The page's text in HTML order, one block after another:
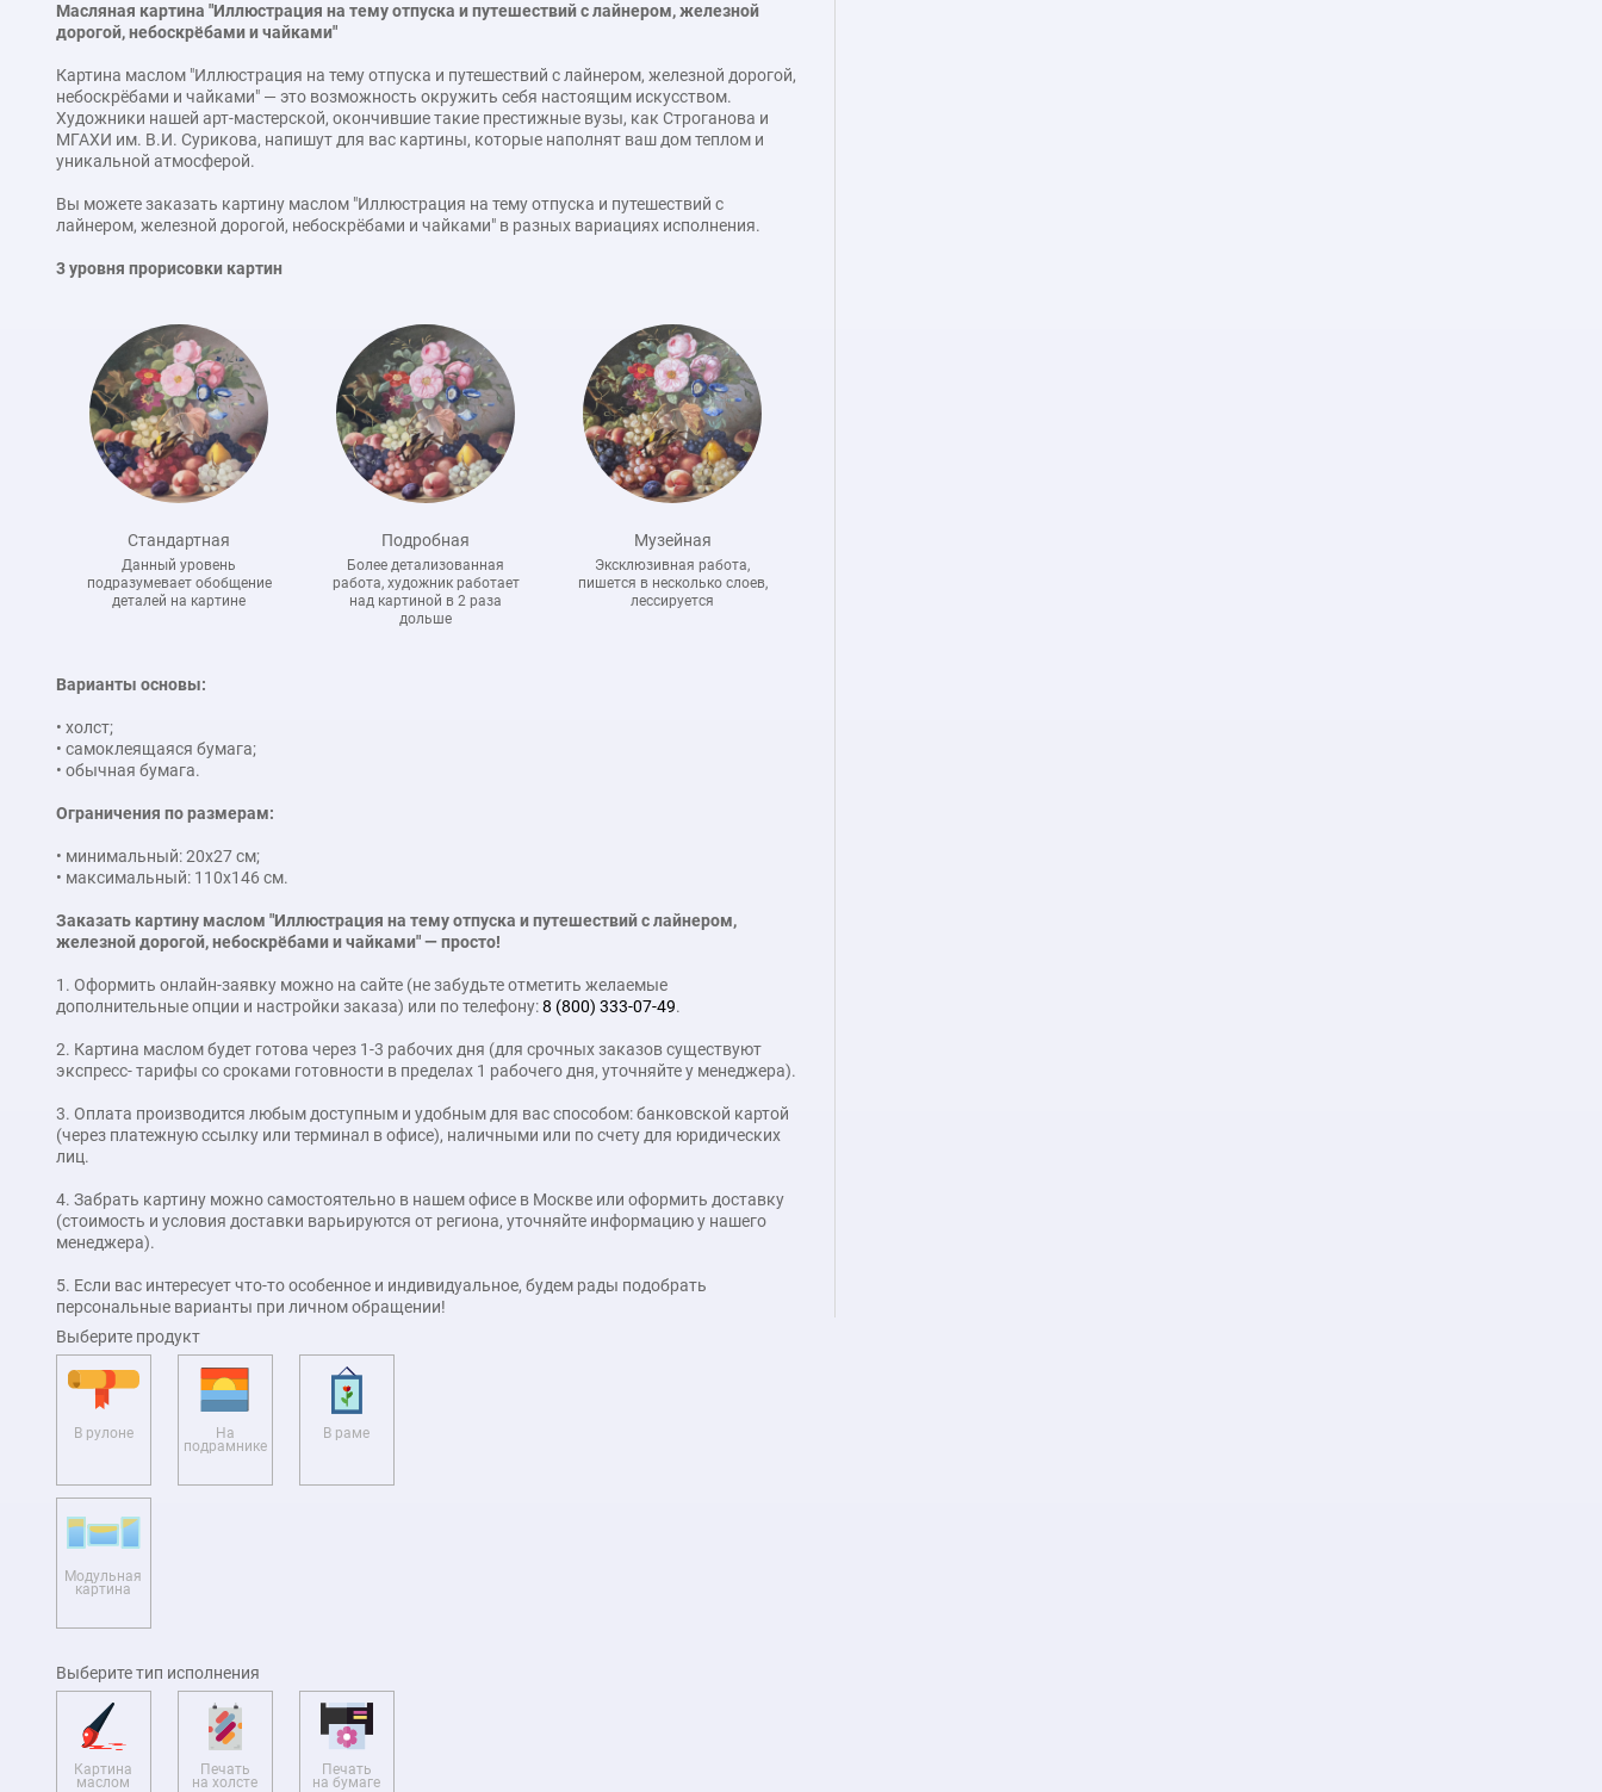
Масляная картина "Иллюстрация на тему отпуска и путешествий с лайнером, железной
дорогой, небоскрёбами и чайками"
Картина маслом "Иллюстрация на тему отпуска и путешествий с лайнером, железной дорогой,
небоскрёбами и чайками" — это возможность окружить себя настоящим искусством.
Художники нашей арт-мастерской, окончившие такие престижные вузы, как Строганова и
МГАХИ им. В.И. Сурикова, напишут для вас картины, которые наполнят ваш дом теплом и
уникальной атмосферой.
Вы можете заказать картину маслом "Иллюстрация на тему отпуска и путешествий с
лайнером, железной дорогой, небоскрёбами и чайками" в разных вариациях исполнения.
3 уровня прорисовки картин
Стандартная
Данный уровень
подразумевает обобщение
деталей на картине
Подробная
Более детализованная
работа, художник работает
над картиной в 2 раза
дольше
Музейная
Эксклюзивная работа,
пишется в несколько слоев,
лессируется
Варианты основы:
• холст;
• самоклеящаяся бумага;
• обычная бумага.
Ограничения по размерам:
• минимальный: 20x27 см;
• максимальный: 110x146 см.
Заказать картину маслом "Иллюстрация на тему отпуска и путешествий с лайнером,
железной дорогой, небоскрёбами и чайками" — просто!
1. Оформить онлайн-заявку можно на сайте (не забудьте отметить желаемые
дополнительные опции и настройки заказа) или по телефону:8 (800) 333-07-49.
2. Картина маслом будет готова через 1-3 рабочих дня (для срочных заказов существуют
экспресс- тарифы со сроками готовности в пределах 1 рабочего дня, уточняйте у менеджера).
3. Оплата производится любым доступным и удобным для вас способом: банковской картой
(через платежную ссылку или терминал в офисе), наличными или по счету для юридических
лиц.
4. Забрать картину можно самостоятельно в нашем офисе в Москве или оформить доставку
(стоимость и условия доставки варьируются от региона, уточняйте информацию у нашего
менеджера).
5. Если вас интересует что-то особенное и индивидуальное, будем рады подобрать
персональные варианты при личном обращении!
Выберите продукт
В рулоне На
подрамнике
В раме
Модульная
картина
Выберите тип исполнения
Картина
маслом
Печать
на холсте
Печать
на бумаге